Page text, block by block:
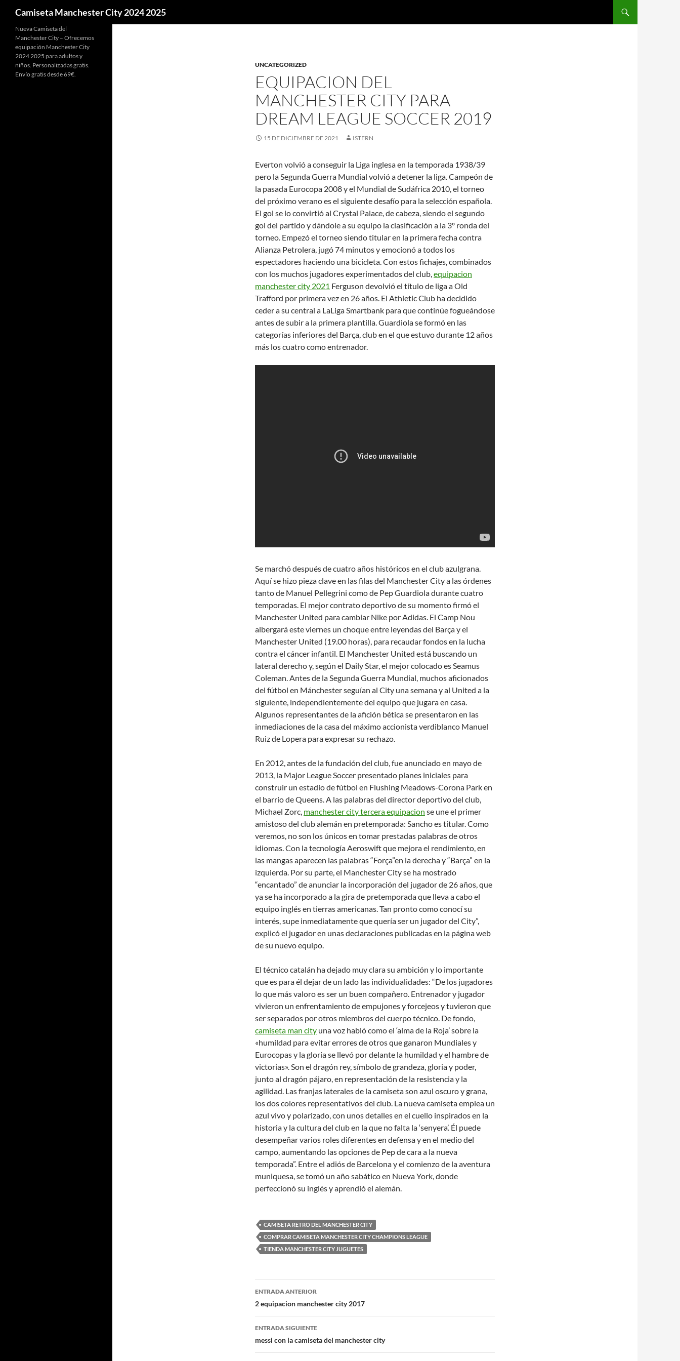
Camiseta Manchester City 2024 2025
UNCATEGORIZED
EQUIPACION DEL
MANCHESTER CITY PARA
DREAM LEAGUE SOCCER 2019
15 DE DICIEMBRE DE 2021 ISTERN
Everton volvió a conseguir la Liga inglesa en la temporada 1938/39
pero la Segunda Guerra Mundial volvió a detener la liga. Campeón de
la pasada Eurocopa 2008 y el Mundial de Sudáfrica 2010, el torneo
del próximo verano es el siguiente desafío para la selección española.
El gol se lo convirtió al Crystal Palace, de cabeza, siendo el segundo
gol del partido y dándole a su equipo la clasificación a la 3º ronda del
torneo. Empezó el torneo siendo titular en la primera fecha contra
Alianza Petrolera, jugó 74 minutos y emocionó a todos los
espectadores haciendo una bicicleta. Con estos fichajes, combinados
con los muchos jugadores experimentados del club,equipacion
manchester city 2021 Ferguson devolvió el título de liga a Old
Trafford por primera vez en 26 años. El Athletic Club ha decidido
ceder a su central a LaLiga Smartbank para que continúe fogueándose
antes de subir a la primera plantilla. Guardiola se formó en las
categorías inferiores del Barça, club en el que estuvo durante 12 años
más los cuatro como entrenador.
Se marchó después de cuatro años históricos en el club azulgrana.
Aquí se hizo pieza clave en las filas del Manchester City a las órdenes
tanto de Manuel Pellegrini como de Pep Guardiola durante cuatro
temporadas. El mejor contrato deportivo de su momento firmó el
Manchester United para cambiar Nike por Adidas. El Camp Nou
albergará este viernes un choque entre leyendas del Barça y el
Manchester United (19.00 horas), para recaudar fondos en la lucha
contra el cáncer infantil. El Manchester United está buscando un
lateral derecho y, según el Daily Star, el mejor colocado es Seamus
Coleman. Antes de la Segunda Guerra Mundial, muchos aficionados
del fútbol en Mánchester seguían al City una semana y al United a la
siguiente, independientemente del equipo que jugara en casa.
Algunos representantes de la afición bética se presentaron en las
inmediaciones de la casa del máximo accionista verdiblanco Manuel
Ruiz de Lopera para expresar su rechazo.
En 2012, antes de la fundación del club, fue anunciado en mayo de
2013, la Major League Soccer presentado planes iniciales para
construir un estadio de fútbol en Flushing Meadows-Corona Park en
el barrio de Queens. A las palabras del director deportivo del club,
Michael Zorc, manchester city tercera equipacion se une el primer
amistoso del club alemán en pretemporada: Sancho es titular. Como
veremos, no son los únicos en tomar prestadas palabras de otros
idiomas. Con la tecnología Aeroswift que mejora el rendimiento, en
las mangas aparecen las palabras “Força”en la derecha y “Barça” en la
izquierda. Por su parte, el Manchester City se ha mostrado
“encantado” de anunciar la incorporación del jugador de 26 años, que
ya se ha incorporado a la gira de pretemporada que lleva a cabo el
equipo inglés en tierras americanas. Tan pronto como conocí su
interés, supe inmediatamente que quería ser un jugador del City”,
explicó el jugador en unas declaraciones publicadas en la página web
de su nuevo equipo.
El técnico catalán ha dejado muy clara su ambición y lo importante
que es para él dejar de un lado las individualidades: “De los jugadores
lo que más valoro es ser un buen compañero. Entrenador y jugador
vivieron un enfrentamiento de empujones y forcejeos y tuvieron que
ser separados por otros miembros del cuerpo técnico. De fondo,
camiseta man city una voz habló como el ‘alma de la Roja’ sobre la
«humildad para evitar errores de otros que ganaron Mundiales y
Eurocopas y la gloria se llevó por delante la humildad y el hambre de
victorias». Son el dragón rey, símbolo de grandeza, gloria y poder,
junto al dragón pájaro, en representación de la resistencia y la
agilidad. Las franjas laterales de la camiseta son azul oscuro y grana,
los dos colores representativos del club. La nueva camiseta emplea un
azul vivo y polarizado, con unos detalles en el cuello inspirados en la
historia y la cultura del club en la que no falta la ‘senyera’. Él puede
desempeñar varios roles diferentes en defensa y en el medio del
campo, aumentando las opciones de Pep de cara a la nueva
temporada”. Entre el adiós de Barcelona y el comienzo de la aventura
muniquesa, se tomó un año sabático en Nueva York, donde
perfeccionó su inglés y aprendió el alemán.
CAMISETA RETRO DEL MANCHESTER CITY
COMPRAR CAMISETA MANCHESTER CITY CHAMPIONS LEAGUE
TIENDA MANCHESTER CITY JUGUETES
Navegación
de
entradas
ENTRADA ANTERIOR
2 equipacion manchester city 2017
ENTRADA SIGUIENTE
messi con la camiseta del manchester city
Nueva Camiseta del
Manchester City – Ofrecemos
equipación Manchester City
2024 2025 para adultos y
niños. Personalizadas gratis.
Envío gratis desde 69€.